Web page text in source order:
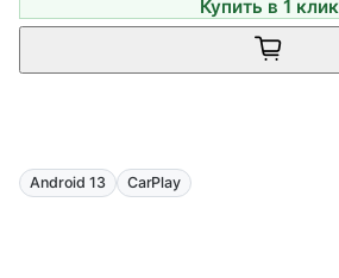
Купить в 1 клик
Android 13 CarPlay